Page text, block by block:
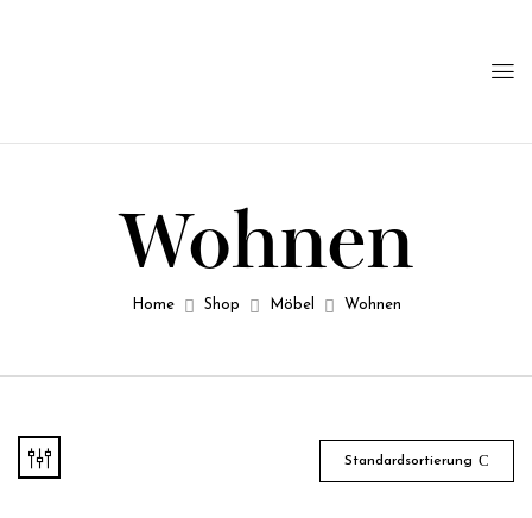
Wohnen
Home Shop Möbel Wohnen
Standardsortierung